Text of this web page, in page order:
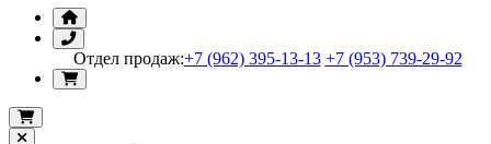
Отдел продаж:+7 (962) 395-13-13 +7 (953) 739-29-92